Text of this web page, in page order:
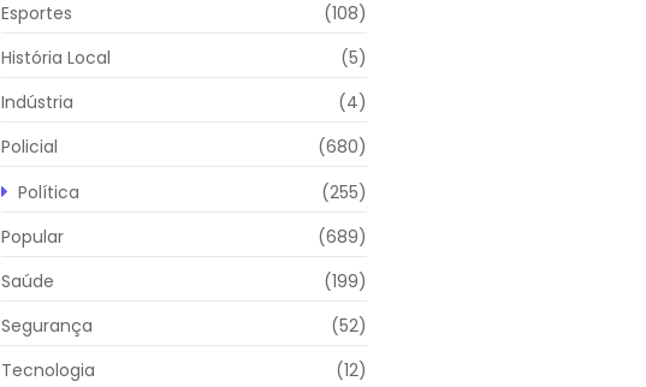
Esportes
(108)
História Local
(5)
Indústria
(4)
Policial
(680)
Política
(255)
Popular
(689)
Saúde
(199)
Segurança
(52)
Tecnologia
(12)